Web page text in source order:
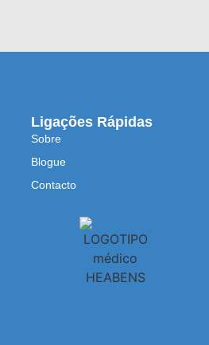
Ligações Rápidas
Sobre
Blogue
Contacto